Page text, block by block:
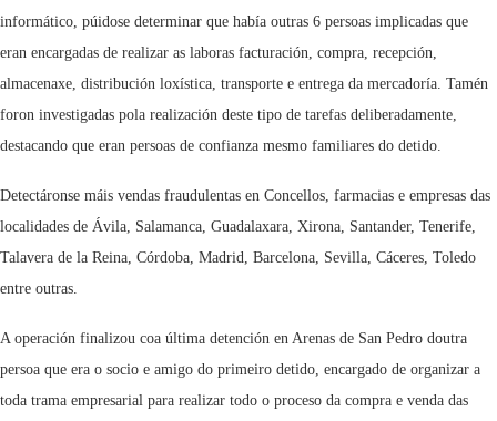
informático, púidose determinar que había outras 6 persoas implicadas que
eran encargadas de realizar as laboras facturación, compra, recepción,
almacenaxe, distribución loxística, transporte e entrega da mercadoría. Tamén
foron investigadas pola realización deste tipo de tarefas deliberadamente,
destacando que eran persoas de confianza mesmo familiares do detido.
Detectáronse máis vendas fraudulentas en Concellos, farmacias e empresas das
localidades de Ávila, Salamanca, Guadalaxara, Xirona, Santander, Tenerife,
Talavera de la Reina, Córdoba, Madrid, Barcelona, Sevilla, Cáceres, Toledo
entre outras.
A operación finalizou coa última detención en Arenas de San Pedro doutra
persoa que era o socio e amigo do primeiro detido, encargado de organizar a
toda trama empresarial para realizar todo o proceso da compra e venda das